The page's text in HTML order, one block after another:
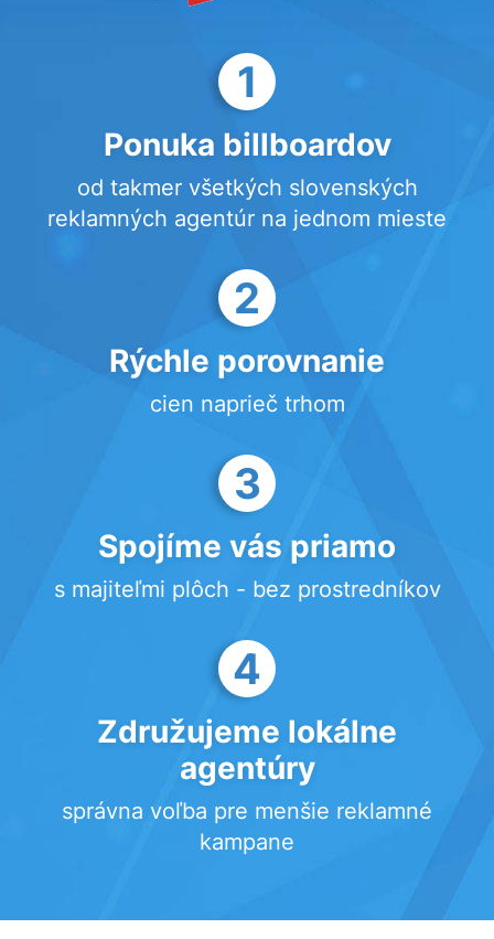
1
Ponuka billboardov
od takmer všetkých slovenských
reklamných agentúr na jednom mieste
2
Rýchle porovnanie
cien naprieč trhom
3
Spojíme vás priamo
s majiteľmi plôch - bez prostredníkov
4
Združujeme lokálne
agentúry
správna voľba pre menšie reklamné
kampane